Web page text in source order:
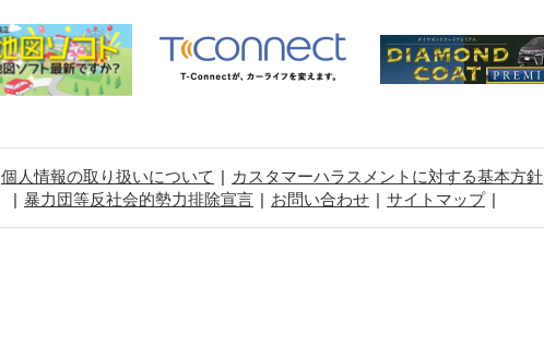
個人情報の取り扱いについて カスタマーハラスメントに対する基本方針
暴力団等反社会的勢力排除宣言
お問い合わせ サイトマップ